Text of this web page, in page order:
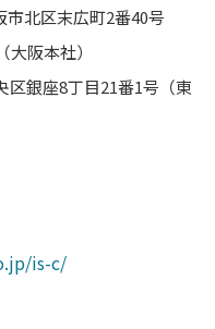
市北区末広町2番40号
阪本社）
銀座8丁目21番1号（東
is-c/